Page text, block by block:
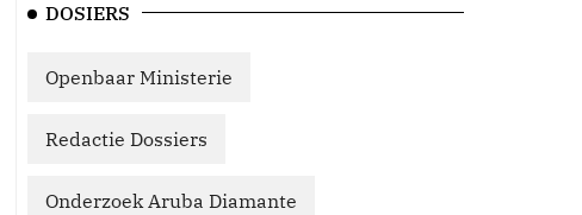
DOSIERS
Openbaar Ministerie
Redactie Dossiers
Onderzoek Aruba Diamante